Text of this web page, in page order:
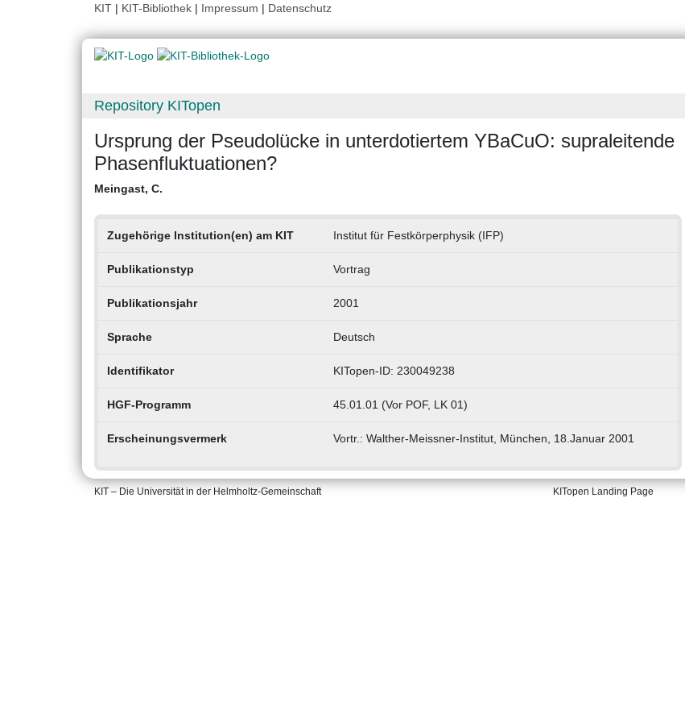
KIT | KIT-Bibliothek | Impressum | Datenschutz
Repository KITopen
Ursprung der Pseudolücke in unterdotiertem YBaCuO: supraleitende
Phasenfluktuationen?
Meingast, C.
Zugehörige Institution(en) am KIT Institut für Festkörperphysik (IFP)
Publikationstyp Vortrag
Publikationsjahr 2001
Sprache Deutsch
Identifikator KITopen-ID: 230049238
HGF-Programm 45.01.01 (Vor POF, LK 01)
Erscheinungsvermerk Vortr.: Walther-Meissner-Institut, München, 18.Januar 2001
KIT – Die Universität in der Helmholtz-Gemeinschaft KITopen Landing Page